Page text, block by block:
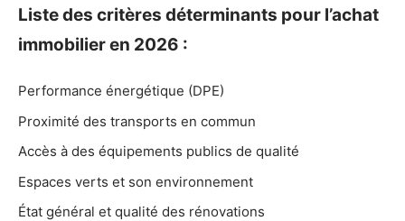
Liste des critères déterminants pour l’achat
immobilier en 2026 :
Performance énergétique (DPE)
Proximité des transports en commun
Accès à des équipements publics de qualité
Espaces verts et son environnement
État général et qualité des rénovations